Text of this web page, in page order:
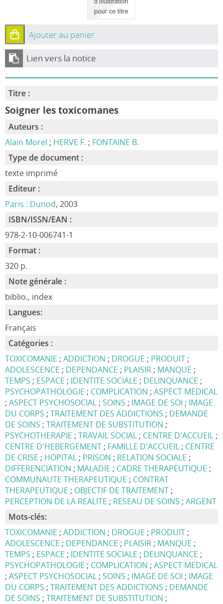
Ajouter au panier
Lien vers la notice
Titre :
Soigner les toxicomanes
Auteurs :
Alain Morel ; HERVE F. ; FONTAINE B.
Type de document :
texte imprimé
Editeur :
Paris : Dunod, 2003
ISBN/ISSN/EAN :
978-2-10-006741-1
Format :
320 p.
Note générale :
biblio., index
Langues:
Français
Catégories :
TOXICOMANIE ; ADDICTION ; DROGUE ; PRODUIT;
ADOLESCENCE ; DEPENDANCE ; PLAISIR; MANQUE ;
TEMPS ; ESPACE ; IDENTITE SOCIALE ; DELINQUANCE ;
PSYCHOPATHOLOGIE ; COMPLICATION ; ASPECT MEDICAL
; ASPECT PSYCHOSOCIAL; SOINS ; IMAGE DE SOI ; IMAGE
DU CORPS ; TRAITEMENT DES ADDICTIONS ; DEMANDE
DE SOINS ; TRAITEMENT DE SUBSTITUTION ;
PSYCHOTHERAPIE ; TRAVAIL SOCIAL; CENTRE D'ACCUEIL;
CENTRE D'HEBERGEMENT; FAMILLE D'ACCUEIL; CENTRE
DE CRISE ; HOPITAL; PRISON ; RELATION SOCIALE ;
DIFFERENCIATION ; MALADIE ; CADRE THERAPEUTIQUE ;
COMMUNAUTE THERAPEUTIQUE ; CONTRAT
THERAPEUTIQUE ; OBJECTIF DE TRAITEMENT;
PERCEPTION DE LA REALITE ; RESEAU DE SOINS ; ARGENT
Mots-clés:
TOXICOMANIE ; ADDICTION ; DROGUE ; PRODUIT ;
ADOLESCENCE ; DEPENDANCE ; PLAISIR ; MANQUE ;
TEMPS ; ESPACE ; IDENTITE SOCIALE ; DELINQUANCE ;
PSYCHOPATHOLOGIE ; COMPLICATION ; ASPECT MEDICAL
; ASPECT PSYCHOSOCIAL ; SOINS ; IMAGE DE SOI ; IMAGE
DU CORPS ; TRAITEMENT DES ADDICTIONS ; DEMANDE
DE SOINS ; TRAITEMENT DE SUBSTITUTION ;